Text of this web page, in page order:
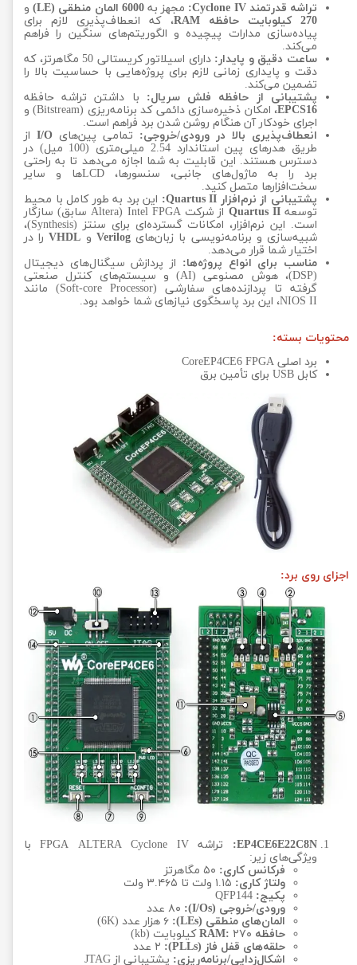
تراشه قدرتمند Cyclone IV:
مجهز به6000 المان منطقی (LE)
و
270 کیلوبایت حافظه RAM
، که انعطاف‌پذیری لازم برای
پیاده‌سازی مدارات پیچیده و الگوریتم‌های سنگین را فراهم
می‌کند.
ساعت دقیق و پایدار:
دارای اسیلاتور کریستالی 50 مگاهرتز، که
دقت و پایداری زمانی لازم برای پروژه‌هایی با حساسیت بالا را
تضمین می‌کند.
پشتیبانی از حافظه فلش سریال: با داشتن تراشه حافظه
EPCS16
، امکان ذخیره‌سازی دائمی کد برنامه‌ریزی (Bitstream) و
اجرای خودکار آن هنگام روشن شدن برد فراهم است.
انعطاف‌پذیری بالا در ورودی/خروجی: تمامی پین‌های I/O از
طریق هدرهای پین استاندارد 2.54 میلی‌متری (100 میل) در
دسترس هستند. این قابلیت به شما اجازه می‌دهد تا به راحتی
برد را به ماژول‌های جانبی، سنسورها، LCDها و سایر
سخت‌افزارها متصل کنید.
پشتیبانی از نرم‌افزار Quartus II:
این برد به طور کامل با محیط
توسعهQuartus II
از شرکت Intel FPGA (Altera سابق) سازگار
است. این نرم‌افزار، امکانات گسترده‌ای برای سنتز (Synthesis)،
شبیه‌سازی و برنامه‌نویسی با زبان‌هایVerilog و VHDLرا در
اختیار شما قرار می‌دهد.
مناسب برای انواع پروژه‌ها: از پردازش سیگنال‌های دیجیتال
(DSP)، هوش مصنوعی (AI) و سیستم‌های کنترل صنعتی
گرفته تا پردازنده‌های سفارشی (Soft-core Processor) مانند
NIOS II، این برد پاسخگوی نیازهای شما خواهد بود.
محتویات بسته:
برد اصلی CoreEP4CE6 FPGA
کابل USB برای تأمین برق
اجزای روی برد:
EP4CE6E22C8N:
تراشه FPGA ALTERA Cyclone IV با
ویژگی‌های زیر:
فرکانس کاری:
ولتاژ کاری:
پکیج:
ورودی/خروجی (I/Os):
المان‌های منطقی (LEs):
حافظه RAM: ۲۷۰ کیلوبایت (kb)
حلقه‌های قفل فاز (PLLs):
اشکال‌زدایی/برنامه‌ریزی: پشتیبانی از JTAG